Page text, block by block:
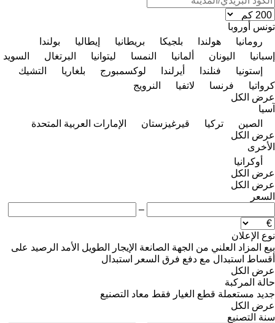
تونس أوروبا
رومانيا
هولندا بلجيكا بريطانيا إيطاليا
بولندا
إسبانيا
اليونان ألمانيا النمسا ليتوانيا البرتغال
السويد
إستونيا
فنلندا أيرلندا لوكسمبورج بلغاريا
التشيك
كرواتيا
فرنسا لاتفيا
النرويج
عرض الكل
آسيا
الصين
تركيا قيرغيزستان
الإمارات العربية المتحدة
عرض الكل
الأخرى
أوكرانيا
عرض الكل
عرض الكل
السعر
–
نوع الإعلان
بيع المزاد العلني من الجهة الصانعة الإيجار الطويل الأمد الرصيد على
أقساط استبدال مع دفع فرق السعر
استبدال
عرض الكل
حالة المركبة
جديد مستعملة قطع الغيار فقط معاد التصنيع
عرض الكل
سنة التصنيع